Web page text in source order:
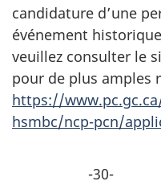
candidature d’une
événement
veuillez consulter le
pour de plus amples
https://
hsmbc/ncp-pcn/
-30-